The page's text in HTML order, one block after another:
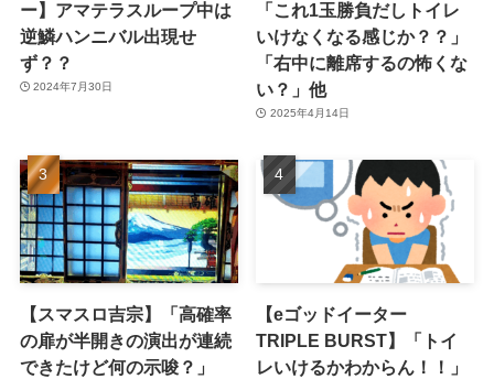
ー】アマテラスループ中は
逆鱗ハンニバル出現せ
ず？？
2024年7月30日
「これ1玉勝負だしトイレ
いけなくなる感じか？？」
「右中に離席するの怖くな
い？」他
2025年4月14日
【スマスロ吉宗】「高確率
の扉が半開きの演出が連続
できたけど何の示唆？」
【eゴッドイーター
TRIPLE BURST】「トイ
レいけるかわからん！！」